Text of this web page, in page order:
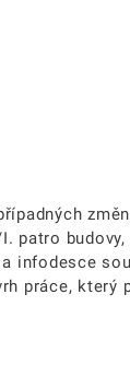
patro budovy,
infodesce
práce, který